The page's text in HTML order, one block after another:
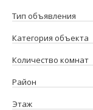
Тип объявления
Категория объекта
Количество комнат
Район
Этаж